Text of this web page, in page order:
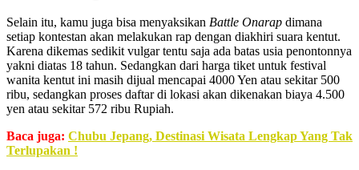
Selain itu, kamu juga bisa menyaksikan Battle Onarap dimana
setiap kontestan akan melakukan rap dengan diakhiri suara kentut.
Karena dikemas sedikit vulgar tentu saja ada batas usia penontonnya
yakni diatas 18 tahun. Sedangkan dari harga tiket untuk festival
wanita kentut ini masih dijual mencapai 4000 Yen atau sekitar 500
ribu, sedangkan proses daftar di lokasi akan dikenakan biaya 4.500
yen atau sekitar 572 ribu Rupiah.
Baca juga: Chubu Jepang, Destinasi Wisata Lengkap Yang Tak
Terlupakan !